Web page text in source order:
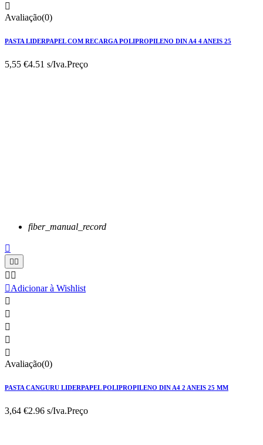

Avaliação(0)
PASTA LIDERPAPEL COM RECARGA POLIPROPILENO DIN A4 4 ANEIS 25
5,55 €4.51 s/Iva.Preço
fiber_manual_record

 
 
Adicionar à Wishlist





Avaliação(0)
PASTA CANGURU LIDERPAPEL POLIPROPILENO DIN A4 2 ANEIS 25 MM
3,64 €2.96 s/Iva.Preço